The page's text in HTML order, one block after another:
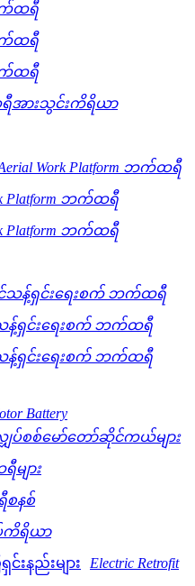
က်ထရီ
က်ထရီ
က်ထရီ
အားသွင်းကိရိယာ
Work Platform ဘက်ထရီ
Platform ဘက်ထရီ
Platform ဘက်ထရီ
င်သန့်ရှင်းရေးစက် ဘက်ထရီ
သန့်ရှင်းရေးစက် ဘက်ထရီ
သန့်ရှင်းရေးစက် ဘက်ထရီ
Battery
ျှပ်စစ်မော်တော်ဆိုင်ကယ်များ
ျား
စနစ်
ကိရိယာ
Electric Retrofit